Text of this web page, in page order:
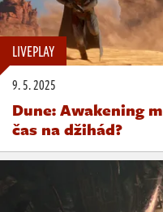
LIVEPLAY
9. 5. 2025
Dune: Awakening
čas na džihád?